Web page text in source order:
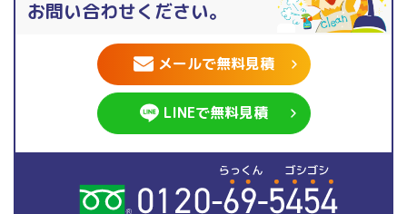
お問い合わせください。
メールで無料見積
LINEで無料見積